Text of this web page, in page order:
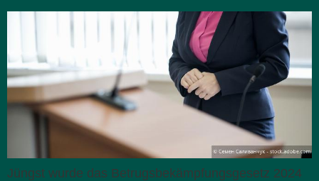
Jüngst wurde das Betrugsbekämpfungsgesetz 2024